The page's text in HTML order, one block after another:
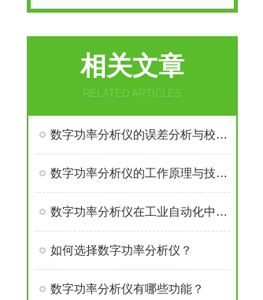
相关文章
RELATED ARTICLES
数字功率分析仪的误差分析与校准技术
数字功率分析仪的工作原理与技术解析
数字功率分析仪在工业自动化中的作用
如何选择数字功率分析仪？
数字功率分析仪有哪些功能？